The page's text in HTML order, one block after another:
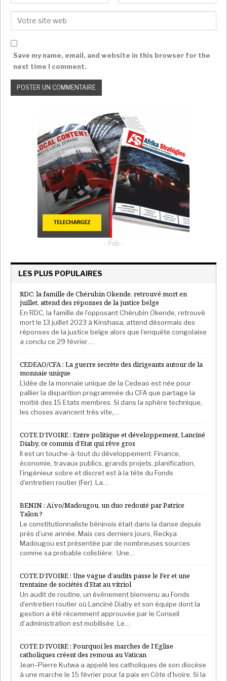
Save my name, email, and website in this browser for the
next time I comment.
- Pub -
LES PLUS POPULAIRES
RDC: la famille de Chérubin Okende, retrouvé mort en
juillet, attend des réponses de la justice belge
En RDC, la famille de l’opposant Chérubin Okende, retrouvé
mort le 13 juillet 2023 à Kinshasa, attend désormais des
réponses de la justice belge alors que l’enquête congolaise
a conclu ce 29 février…
CEDEAO/CFA : La guerre secrète des dirigeants autour de la
monnaie unique
L’idée de la monnaie unique de la Cedeao est née pour
pallier la disparition programmée du CFA que partage la
moitié des 15 Etats membres. Si dans la sphère technique,
les choses avancent très vite,…
COTE D’IVOIRE : Entre politique et développement, Lanciné
Diaby, ce commis d’Etat qui rêve gros
Il est un touche-à-tout du développement. Finance,
économie, travaux publics, grands projets, planification,
l’ingénieur sobre et discret est à la tête du Fonds
d’entretien routier (Fer). La…
BENIN : Aïvo/Madougou, un duo redouté par Patrice
Talon ?
Le constitutionnaliste béninois était dans la danse depuis
près d’une année. Mais ces derniers jours, Reckya
Madougou est présentée par de nombreuses sources
comme sa probable colistière. Une…
COTE D’IVOIRE : Une vague d’audits passe le Fer et une
trentaine de sociétés d’Etat au vitriol
Un audit de routine, un événement bienvenu au Fonds
d’entretien routier où Lanciné Diaby et son équipe dont la
gestion a été récemment approuvée par le Conseil
d’administration est mobilisée. Le…
COTE D’IVOIRE : Pourquoi les marches de l’Eglise
catholiques créent des remous au Vatican
Jean–Pierre Kutwa a appelé les catholiques de son diocèse
à une marche le 15 février pour la paix en Côte d’Ivoire. Si la